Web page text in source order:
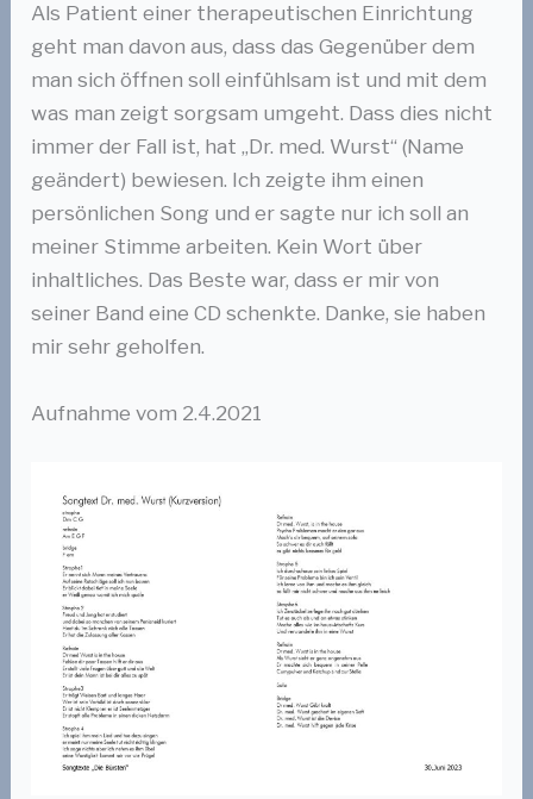
Als Patient einer therapeutischen Einrichtung
geht man davon aus, dass das Gegenüber dem
man sich öffnen soll einfühlsam ist und mit dem
was man zeigt sorgsam umgeht. Dass dies nicht
immer der Fall ist, hat „Dr. med. Wurst“ (Name
geändert) bewiesen. Ich zeigte ihm einen
persönlichen Song und er sagte nur ich soll an
meiner Stimme arbeiten. Kein Wort über
inhaltliches. Das Beste war, dass er mir von
seiner Band eine CD schenkte. Danke, sie haben
mir sehr geholfen.
Aufnahme vom 2.4.2021